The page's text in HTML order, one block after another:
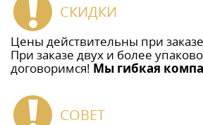
СКИДКИ
Цены действительны при
При заказе двух и более
договоримся! Мы гибкая
СОВЕТ